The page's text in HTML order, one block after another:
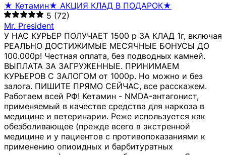
★ Кетамин★ АКЦИЯ КЛАД В ПОДАРОК★
5 (72)
Mr. President
У НАС КУРЬЕР ПОЛУЧАЕТ 1500 р ЗА КЛАД 1г, включая
РЕАЛЬНО ДОСТИЖИМЫЕ МЕСЯЧНЫЕ БОНУСЫ ДО
100.000р! Честная оплата, без подводных камней.
ВЫПЛАТА ЗА ЗАГРУЖЕННЫЕ. ПРИНИМАЕМ
КУРЬЕРОВ С ЗАЛОГОМ от 1000р. Но можно и без
залога. ПИШИТЕ ПРЯМО СЕЙЧАС, все расскажем.
Работаем всей РФ! Кетамин - NMDA-антагонист,
применяемый в качестве средства для наркоза в
медицине и ветеринарии. Реже используется как
обезболивающее (прежде всего в экстренной
медицине и у пациентов с противопоказаниями к
применению опиоидных и барбитуратных